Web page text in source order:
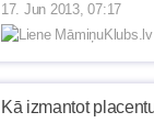
17. Jun 2013, 07:17
Kā izmantot